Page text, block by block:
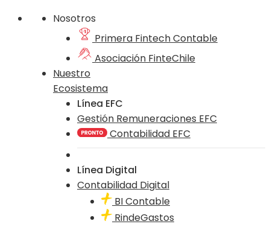
Nosotros
Primera Fintech Contable
Asociación FinteChile
Nuestro
Ecosistema
Línea EFC
Gestión Remuneraciones EFC
Contabilidad EFC
Línea Digital
Contabilidad Digital
BI Contable
RindeGastos